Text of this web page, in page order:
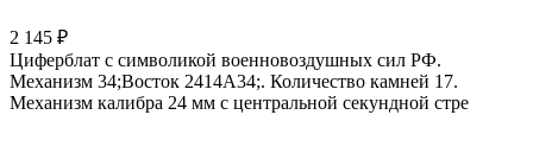
2 145 ₽
Циферблат с символикой военновоздушных сил РФ.
Механизм 34;Восток 2414А34;. Количество камней 17.
Механизм калибра 24 мм с центральной секундной стре